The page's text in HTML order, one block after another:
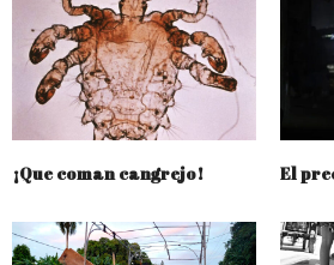
¡Que coman cangrejo! El